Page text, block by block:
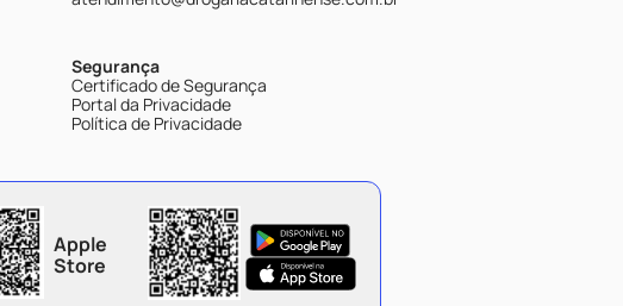
Segurança
Certificado de Segurança
Portal da Privacidade
Política de Privacidade
Apple
Store